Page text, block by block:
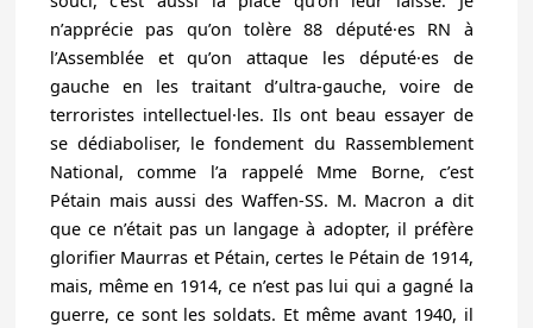
n’apprécie pas qu’on tolère 88 député·es RN à
l’Assemblée et qu’on attaque les député·es de
gauche en les traitant d’ultra-gauche, voire de
terroristes intellectuel·les. Ils ont beau essayer de
se dédiaboliser, le fondement du Rassemblement
National, comme l’a rappelé Mme Borne, c’est
Pétain mais aussi des Waffen-SS. M. Macron a dit
que ce n’était pas un langage à adopter, il préfère
glorifier Maurras et Pétain, certes le Pétain de 1914,
mais, même en 1914, ce n’est pas lui qui a gagné la
guerre, ce sont les soldats. Et même avant 1940, il